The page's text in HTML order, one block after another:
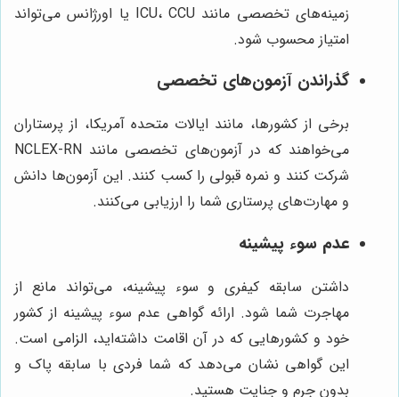
زمینه‌های تخصصی مانند ICU، CCU یا اورژانس می‌تواند
امتیاز محسوب شود.
گذراندن آزمون‌های تخصصی
برخی از کشورها، مانند ایالات متحده آمریکا، از پرستاران
می‌خواهند که در آزمون‌های تخصصی مانند NCLEX-RN
شرکت کنند و نمره قبولی را کسب کنند. این آزمون‌ها دانش
و مهارت‌های پرستاری شما را ارزیابی می‌کنند.
عدم سوء پیشینه
داشتن سابقه کیفری و سوء پیشینه، می‌تواند مانع از
مهاجرت شما شود. ارائه گواهی عدم سوء پیشینه از کشور
خود و کشورهایی که در آن اقامت داشته‌اید، الزامی است.
این گواهی نشان می‌دهد که شما فردی با سابقه پاک و
بدون جرم و جنایت هستید.